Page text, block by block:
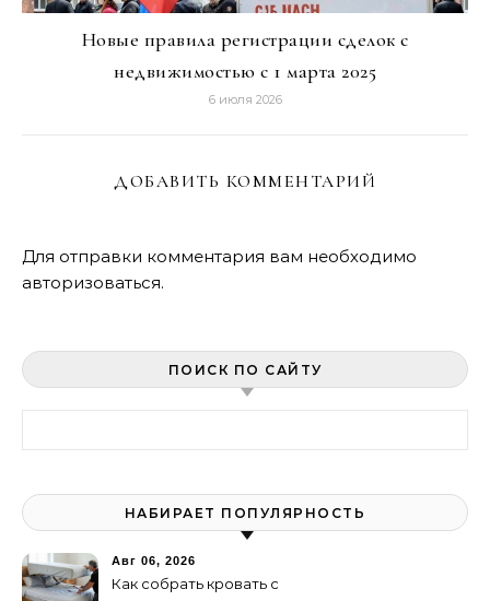
Новые правила регистрации сделок с
недвижимостью с 1 марта 2025
6 июля 2026
ДОБАВИТЬ КОММЕНТАРИЙ
Для отправки комментария вам необходимо
авторизоваться.
ПОИСК ПО САЙТУ
НАБИРАЕТ ПОПУЛЯРНОСТЬ
Авг 06, 2026
Как собрать кровать с